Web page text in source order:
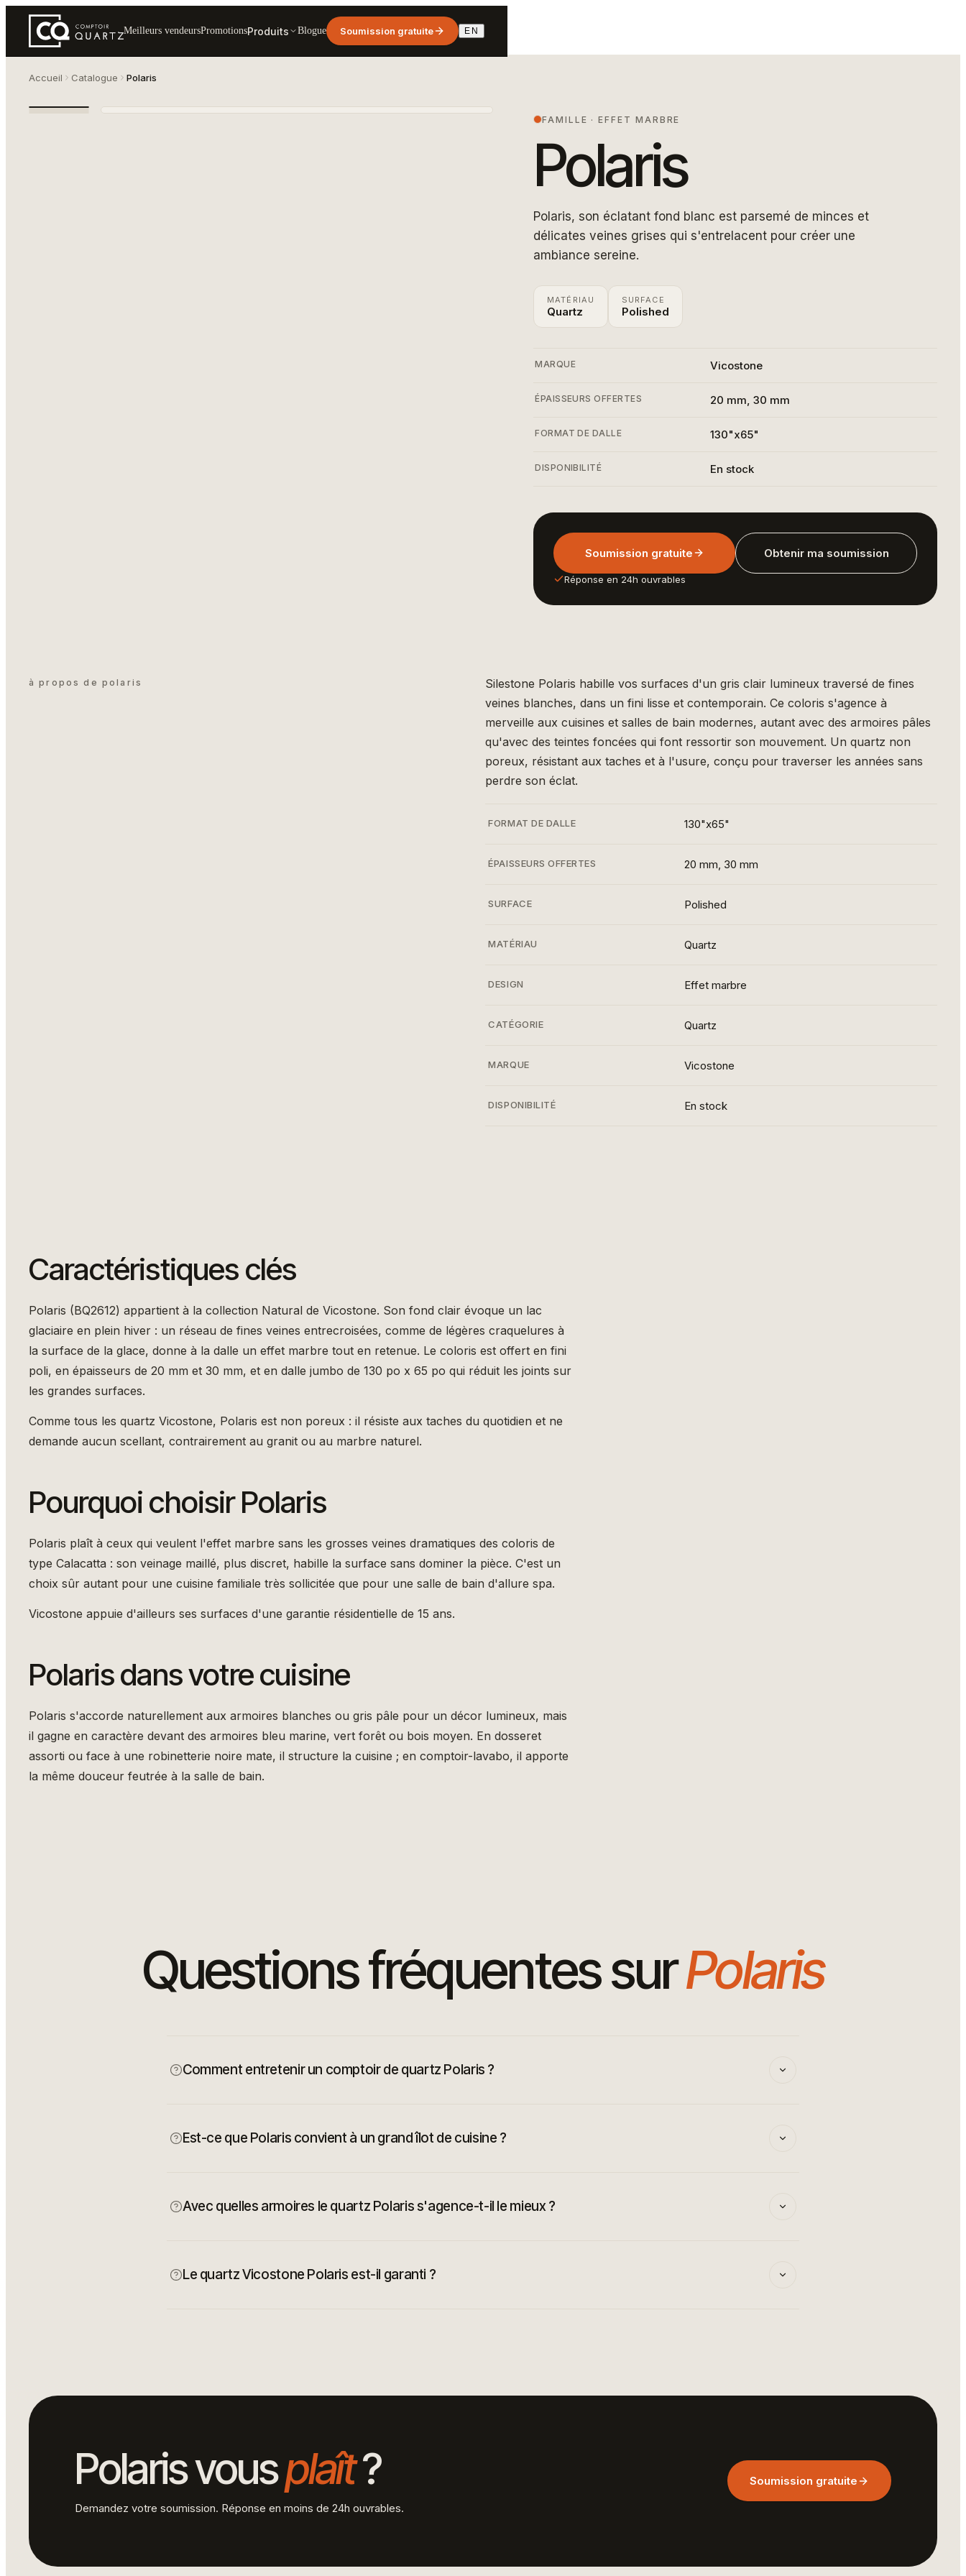
Meilleurs vendeursPromotionsProduits Blogue Soumission gratuite EN
Accueil Catalogue Polaris
FAMILLE ·EFFET MARBRE
Polaris
Polaris, son éclatant fond blanc est parsemé de minces et
délicates veines grises qui s'entrelacent pour créer une
ambiance sereine.
MATÉRIAU
Quartz
SURFACE
Polished
MARQUE Vicostone
ÉPAISSEURS OFFERTES 20 mm, 30 mm
FORMAT DE DALLE 130"x65"
DISPONIBILITÉ En stock
Soumission gratuite Obtenir ma soumission
Réponse en 24h ouvrables
à propos de polaris
Silestone Polaris habille vos surfaces d'un gris clair lumineux traversé de fines
veines blanches, dans un fini lisse et contemporain. Ce coloris s'agence à
merveille aux cuisines et salles de bain modernes, autant avec des armoires pâles
qu'avec des teintes foncées qui font ressortir son mouvement. Un quartz non
poreux, résistant aux taches et à l'usure, conçu pour traverser les années sans
perdre son éclat.
FORMAT DE DALLE 130"x65"
ÉPAISSEURS OFFERTES 20 mm, 30 mm
SURFACE Polished
MATÉRIAU Quartz
DESIGN Effet marbre
CATÉGORIE Quartz
MARQUE Vicostone
DISPONIBILITÉ En stock
Caractéristiques clés
Polaris (BQ2612) appartient à la collection Natural de Vicostone. Son fond clair évoque un lac
glaciaire en plein hiver : un réseau de fines veines entrecroisées, comme de légères craquelures à
la surface de la glace, donne à la dalle un effet marbre tout en retenue. Le coloris est offert en fini
poli, en épaisseurs de 20 mm et 30 mm, et en dalle jumbo de 130 po x 65 po qui réduit les joints sur
les grandes surfaces.
Comme tous les quartz Vicostone, Polaris est non poreux : il résiste aux taches du quotidien et ne
demande aucun scellant, contrairement au granit ou au marbre naturel.
Pourquoi choisir Polaris
Polaris plaît à ceux qui veulent l'effet marbre sans les grosses veines dramatiques des coloris de
type Calacatta : son veinage maillé, plus discret, habille la surface sans dominer la pièce. C'est un
choix sûr autant pour une cuisine familiale très sollicitée que pour une salle de bain d'allure spa.
Vicostone appuie d'ailleurs ses surfaces d'une garantie résidentielle de 15 ans.
Polaris dans votre cuisine
Polaris s'accorde naturellement aux armoires blanches ou gris pâle pour un décor lumineux, mais
il gagne en caractère devant des armoires bleu marine, vert forêt ou bois moyen. En dosseret
assorti ou face à une robinetterie noire mate, il structure la cuisine ; en comptoir-lavabo, il apporte
la même douceur feutrée à la salle de bain.
Questions fréquentes surPolaris
Comment entretenir un comptoir de quartz Polaris ?
Est-ce que Polaris convient à un grand îlot de cuisine ?
Avec quelles armoires le quartz Polaris s'agence-t-il le mieux ?
Le quartz Vicostone Polaris est-il garanti ?
Polaris vousplaît?
Demandez votre soumission. Réponse en moins de 24h ouvrables.
Soumission gratuite